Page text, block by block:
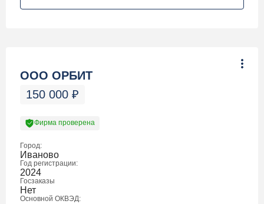
ООО ОРБИТ
150 000 ₽
Фирма проверена
Город:
Иваново
Год регистрации:
2024
Госзаказы
Нет
Основной ОКВЭД: